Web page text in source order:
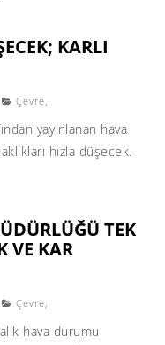
KARLI
Çevre,
yayınlanan hava
hızla düşecek.
TEK
VE KAR
Çevre,
hava durumu